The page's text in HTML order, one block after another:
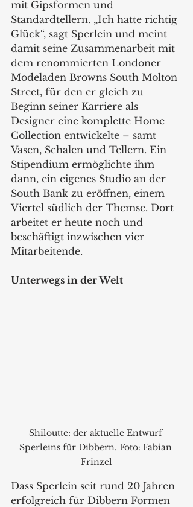
mit Gipsformen und
Standardtellern. „Ich hatte richtig
Glück“, sagt Sperlein und meint
damit seine Zusammenarbeit mit
dem renommierten Londoner
Modeladen Browns South Molton
Street, für den er gleich zu
Beginn seiner Karriere als
Designer eine komplette Home
Collection entwickelte – samt
Vasen, Schalen und Tellern. Ein
Stipendium ermöglichte ihm
dann, ein eigenes Studio an der
South Bank zu eröffnen, einem
Viertel südlich der Themse. Dort
arbeitet er heute noch und
beschäftigt inzwischen vier
Mitarbeitende.
Unterwegs in der Welt
Shiloutte: der aktuelle Entwurf
Sperleins für Dibbern. Foto: Fabian
Frinzel
Dass Sperlein seit rund 20 Jahren
erfolgreich für Dibbern Formen